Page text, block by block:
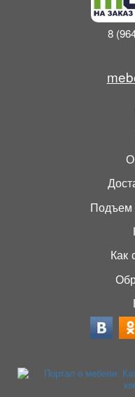
8
Подъем
Как